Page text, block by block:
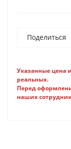
Поделиться
Указанные цена
реальных.
Перед
наших